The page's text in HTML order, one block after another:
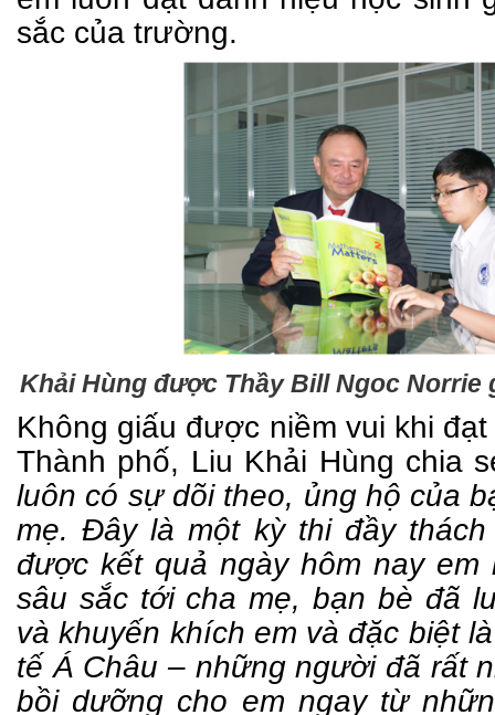
sắc của trường.
Khải Hùng được Thầy Bill Ngoc Norrie
Không giấu được niềm vui khi
Thành phố, Liu Khải Hùng chia
luôn có sự dõi theo, ủng hộ của
mẹ. Đây là một kỳ thi đầy
được kết quả ngày hôm nay
sâu sắc tới cha mẹ, bạn bè đã
và khuyến khích em và đặc biệt
tế Á Châu – những người đã rất
bồi dưỡng cho em ngay từ